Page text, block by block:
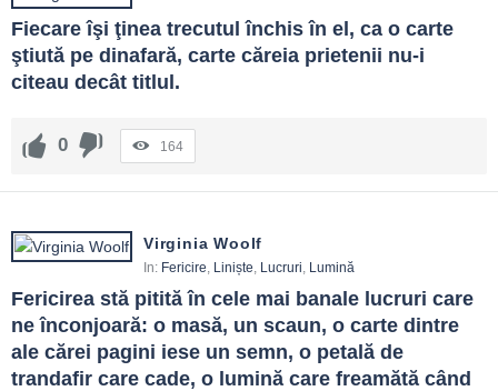
Fiecare îşi ţinea trecutul închis în el, ca o carte
ştiută pe dinafară, carte căreia prietenii nu-i
citeau decât titlul.
0 164
Virginia Woolf
In: Fericire, Liniște, Lucruri, Lumină
Fericirea stă pitită în cele mai banale lucruri care
ne înconjoară: o masă, un scaun, o carte dintre
ale cărei pagini iese un semn, o petală de
trandafir care cade, o lumină care freamătă când